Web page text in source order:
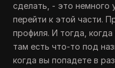
сделать, - это немного
перейти к этой части.
профиля. И тогда, когда
там есть что-то под
когда вы попадете в